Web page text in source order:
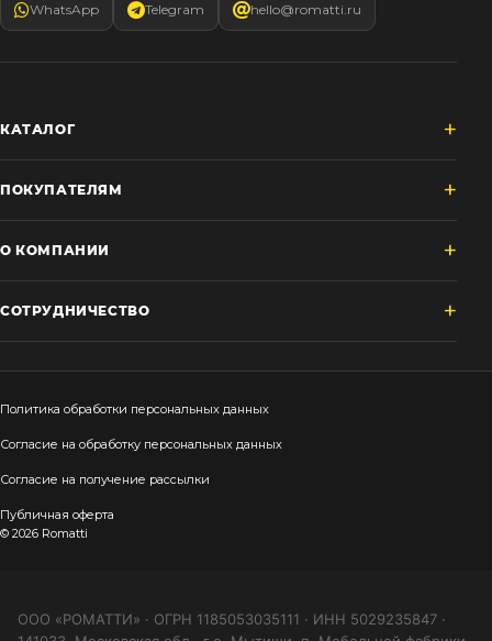
WhatsApp Telegram hello@romatti.ru
КАТАЛОГ
ПОКУПАТЕЛЯМ
О КОМПАНИИ
СОТРУДНИЧЕСТВО
Политика обработки персональных данных
Согласие на обработку персональных данных
Согласие на получение рассылки
Публичная оферта
© 2026 Romatti
ООО «РОМАТТИ» · ОГРН 1185053035111 · ИНН 5029235847 ·